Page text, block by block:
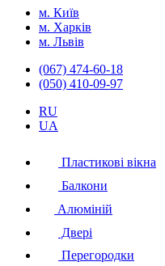
м. Київ
м. Харків
м. Львів
(067) 474-60-18
(050) 410-09-97
RU
UA
Пластикові вікна
Балкони
Алюміній
Двері
Перегородки